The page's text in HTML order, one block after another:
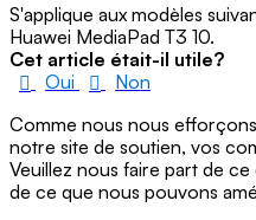
S'applique aux modèles
Huawei MediaPad T3 10.
Cet article était-il utile?
Oui
Non
Comme nous nous
notre site de soutien, vos
Veuillez nous faire part de
de ce que nous pouvons